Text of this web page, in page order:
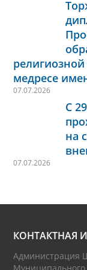
медресе
07.07.2026
С
на
07.07.2026
КОНТАКТНАЯ
Администрация